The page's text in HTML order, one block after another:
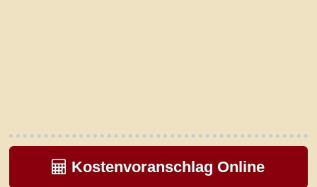
Kostenvoranschlag Online